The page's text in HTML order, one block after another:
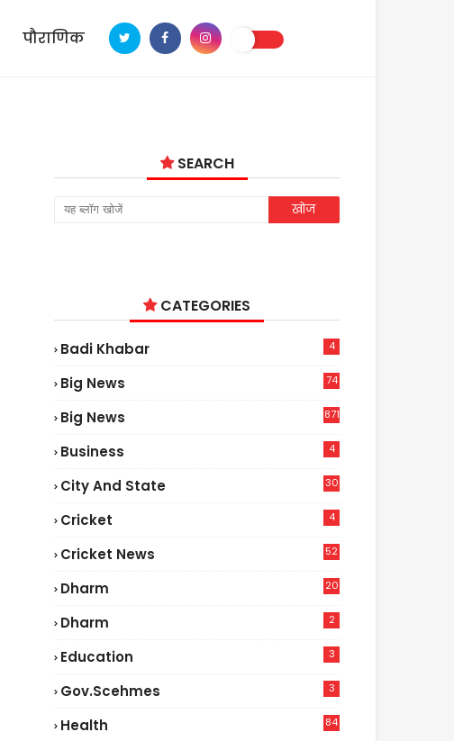
पौराणिक
SEARCH
CATEGORIES
Badi Khabar 4
Big News
74
Big News 871
Business 4
City And State 30
Cricket 4
Cricket News
52
Dharm 20
Dharm 2
Education 3
Gov.scehmes 3
Health
84